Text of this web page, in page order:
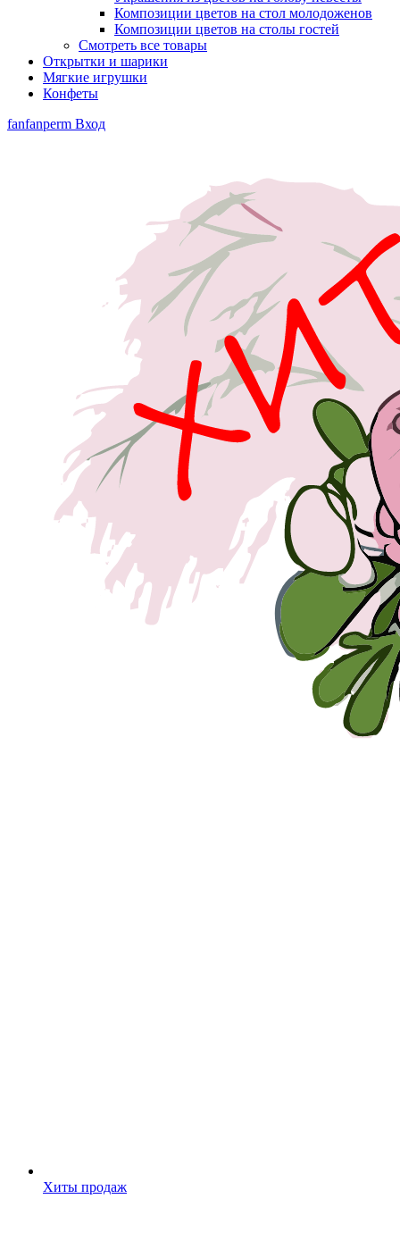
Композиции цветов на стол молодоженов
Композиции цветов на столы гостей
Смотреть все товары
Открытки и шарики
Мягкие игрушки
Конфеты
fanfanperm Вход
Хиты продаж